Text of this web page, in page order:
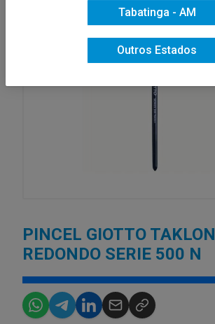
PINCEL GIOTTO TAKLON
REDONDO SERIE 500 N
Tabatinga - AM
Outros Estados